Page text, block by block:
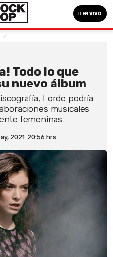
EN VIVO
Todo lo que
nuevo álbum
Lorde podría
musicales
femeninas.
2021. 20:56 hrs